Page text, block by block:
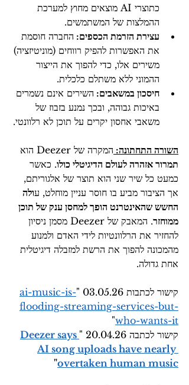
כתוצרי AI מוצאים מחוץ למערכת
ההמלצות של המשתמשים.
עצירת הזרמת הכספים: החברה חוסמת
את האפשרות להפיק רווחים (מוניטיזציה)
משירים אלו, כדי להפוך את הייצור
ההמוני ללא משתלם כלכלית.
חיסכון במשאבים: השירים אינם נשמרים
באיכות גבוהה, ובכך נמנע בזבוז של
משאבי אחסון יקרים על תוכן לא רלוונטי.
השורה התחתונה: המקרה של Deezer הוא
תמרור אזהרה לעולם הדיגיטלי כולו. כאשר
כמעט כל שיר שני הוא תוצר של אלגוריתם,
אך הציבור מביע בו חוסר עניין מוחלט, עולה
החשש שהאינטרנט הופך למחסן ענק של תוכן
ממוחזר
. המאבק של Deezer מסמן ניסיון
להחזיר את הרלוונטיות לידי האדם ולמנוע
מהמכונה להפוך את הרשת למזבלה דיגיטלית
אחת גדולה.
קישור לכתבות 03.05.26 "
ai-music-is-
flooding-streaming-services-but-
who-wants-it
"
קישור לכתבה 20.04.26 "
Deezer says
AI song uploads have nearly
overtaken human music
"